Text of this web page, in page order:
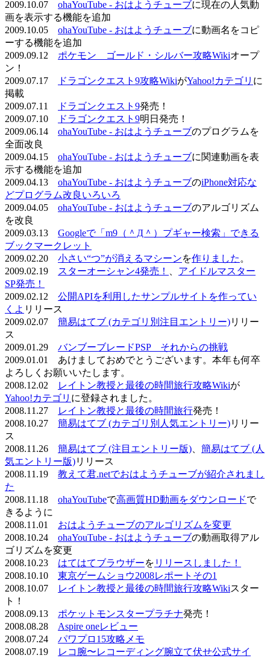
2009.10.07 ohaYouTube - おはようチューブに現在の人気動
画を表示する機能を追加
2009.10.05 ohaYouTube - おはようチューブに動画名をコピ
ーする機能を追加
2009.09.12 ポケモン ゴールド・シルバー攻略Wikiオープ
ン！
2009.07.17
ドラゴンクエスト9攻略WikiがYahoo!カテゴリ に
掲載
2009.07.11
ドラゴンクエスト9発売！
2009.07.10
ドラゴンクエスト9明日発売！
2009.06.14 ohaYouTube - おはようチューブのプログラムを
全面改良
2009.04.15 ohaYouTube - おはようチューブに関連動画を表
示する機能を追加
2009.04.13 ohaYouTube - おはようチューブのiPhone対応な
どプログラム改良いろいろ
2009.04.05 ohaYouTube - おはようチューブのアルゴリズム
を改良
2009.03.13 Googleで「m9（＾Д＾）プギャー検索」できる
ブックマークレット
2009.02.20 小さい“つ”が消えるマシーンを作りました 。
2009.02.19
スターオーシャン4発売！
アイドルマスター
SP発売！
2009.02.12 公開APIを利用したサンプルサイトを作ってい
くよ リリース
2009.02.07 簡易はてブ (カテゴリ別注目エントリー)リリー
ス
2009.01.29 バンブーブレードPSP それからの挑戦
2009.01.01 あけましておめでとうございます。本年も何卒
よろしくお願いいたします。
2008.12.02
レイトン教授と最後の時間旅行攻略Wikiが
Yahoo!カテゴリ に登録されました。
2008.11.27
レイトン教授と最後の時間旅行発売！
2008.10.27 簡易はてブ (カテゴリ別人気エントリー)リリー
ス
2008.11.26 簡易はてブ (注目エントリー版)
簡易はてブ (人
気エントリー版)リリース
2008.11.19 教えて君.netでおはようチューブが紹介されまし
た
2008.11.18 ohaYouTubeで高画質HD動画をダウンロードで
きるように
2008.11.01 おはようチューブのアルゴリズムを変更
2008.10.24 ohaYouTube - おはようチューブの動画取得アル
ゴリズムを変更
2008.10.23 はてはてブラウザーを リリースしました！
2008.10.10 東京ゲームショウ2008レポートその1
2008.10.07
レイトン教授と最後の時間旅行攻略Wikiスター
ト！
2008.09.13 ポケットモンスタープラチナ発売！
2008.08.28 Aspire oneレビュー
2008.07.24 パワプロ15攻略メモ
2008.07.19
レコ腕〜レコーディング腕立て伏せ公式サイ